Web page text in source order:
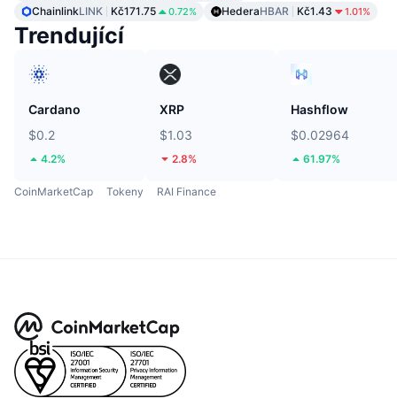
ChainlinkLINK Kč171.75 0.72% HederaHBAR Kč1.43 1.01%
Trendující
Cardano
$0.2
4.2%
XRP
$1.03
2.8%
Hashflow
$0.02964
61.97%
CoinMarketCap Tokeny RAI Finance